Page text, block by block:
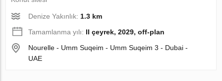
Denize Yakınlık:1.3 km
Tamamlanma yılı: II çeyrek, 2029, off-plan
Nourelle - Umm Suqeim - Umm Suqeim 3 - Dubai -
UAE